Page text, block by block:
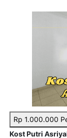
Rp 1.000.000
Kost Putri